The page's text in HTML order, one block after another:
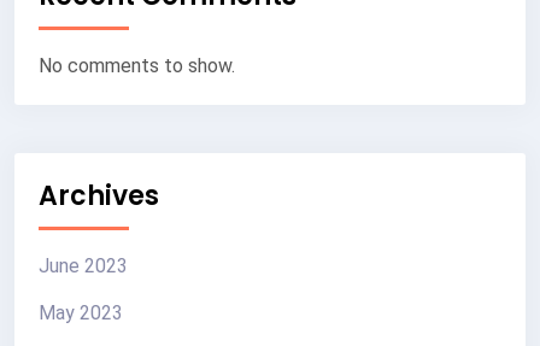
No comments to show.
Archives
June 2023
May 2023